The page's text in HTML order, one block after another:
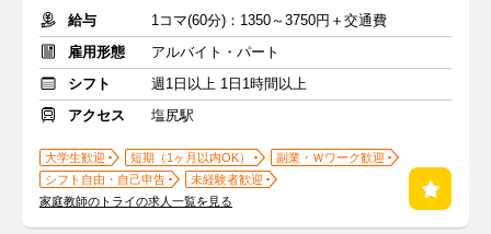
給与
1コマ(60分)：1350～3750円＋交通費
雇用形態
アルバイト・パート
シフト
週1日以上 1日1時間以上
アクセス
塩尻駅
大学生歓迎 短期（1ヶ月以内OK）
副業・Ｗワーク歓迎
シフト自由・自己申告
未経験者歓迎
家庭教師のトライの求人一覧を見る